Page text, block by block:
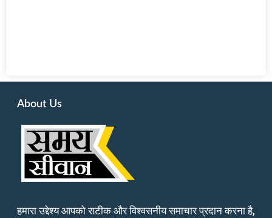
About Us
हमारा उद्देश्य आपको सटीक और विश्वसनीय समाचार प्रदान करना है,